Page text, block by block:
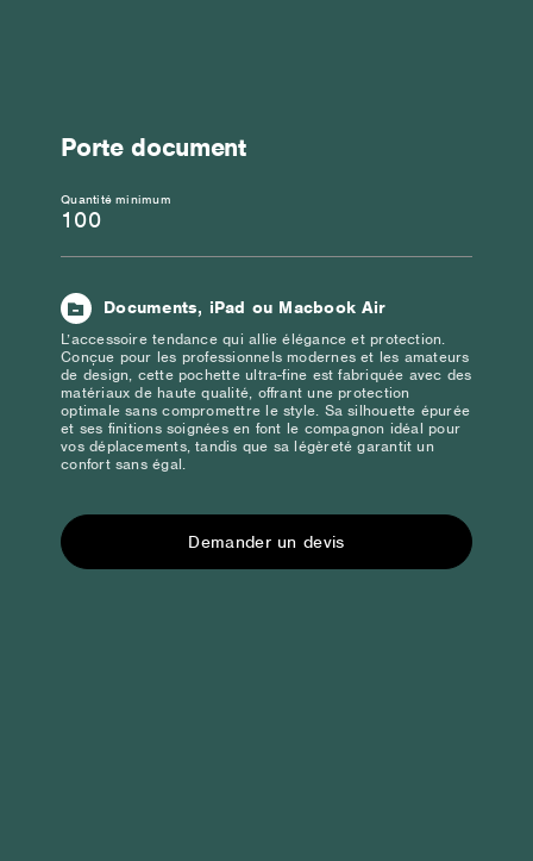
Porte document
Quantité minimum
100
Documents, iPad ou Macbook Air
L’accessoire tendance qui allie élégance et protection.
Conçue pour les professionnels modernes et les amateurs
de design, cette pochette ultra-fine est fabriquée avec des
matériaux de haute qualité, offrant une protection
optimale sans compromettre le style. Sa silhouette épurée
et ses finitions soignées en font le compagnon idéal pour
vos déplacements, tandis que sa légèreté garantit un
confort sans égal.
Demander un devis